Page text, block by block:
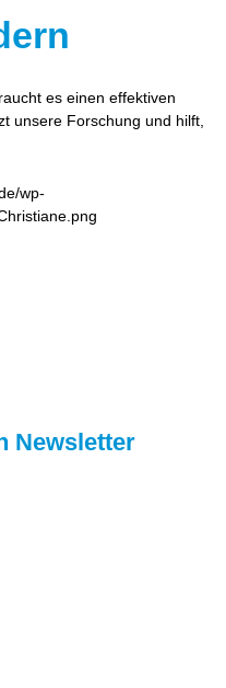
es einen effektiven
unsere Forschung und hilft,
Newsletter